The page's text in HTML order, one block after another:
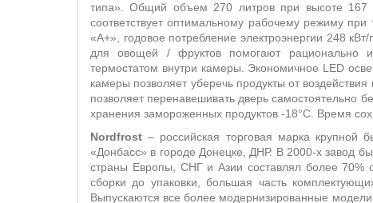
типа».Общий объем 270 литров при высоте 167
соответствует оптимальному рабочему режиму
«А+», годовое потребление электроэнергии 248
для овощей / фруктов помогают рационально
термостатом внутри камеры. Экономичное LED
камеры позволяет уберечь продукты от воздействия
позволяет перенавешивать дверь самостоятельно
хранения замороженных продуктов -18°С. Время
Nordfrost – российская торговая марка крупной
«Донбасс» в городе Донецке, ДНР. В 2000-х завод
страны Европы, СНГ и Азии составлял более 70%
сборки до упаковки, большая часть
Выпускаются все более модернизированные